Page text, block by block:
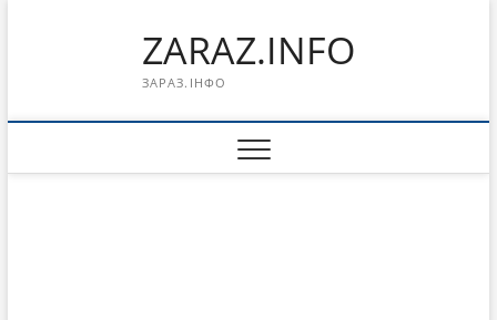
ZARAZ.INFO
ЗАРАЗ.ІНФО